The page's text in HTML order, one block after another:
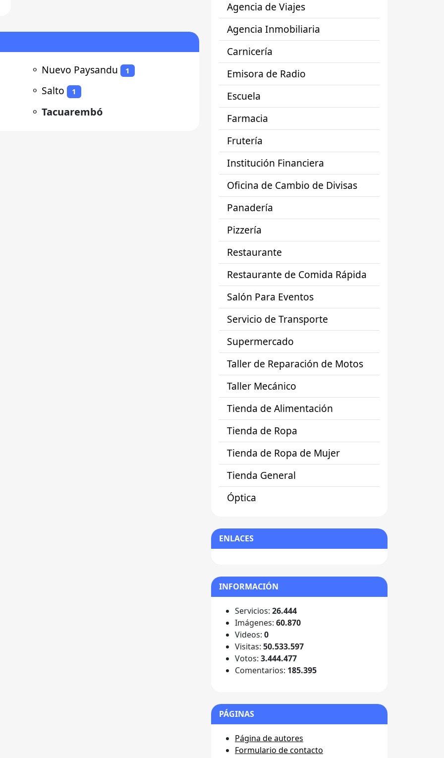
⚬ Nuevo Paysandu 1
⚬ Salto 1
⚬ Tacuarembó
Agencia de Viajes
Agencia Inmobiliaria
Carnicería
Emisora de Radio
Escuela
Farmacia
Frutería
Institución Financiera
Oficina de Cambio de Divisas
Panadería
Pizzería
Restaurante
Restaurante de Comida Rápida
Salón Para Eventos
Servicio de Transporte
Supermercado
Taller de Reparación de Motos
Taller Mecánico
Tienda de Alimentación
Tienda de Ropa
Tienda de Ropa de Mujer
Tienda General
Óptica
ENLACES
INFORMACIÓN
Servicios: 26.444
Imágenes: 60.870
Videos: 0
Visitas: 50.533.597
Votos: 3.444.477
Comentarios: 185.395
PÁGINAS
Página de autores
Formulario de contacto